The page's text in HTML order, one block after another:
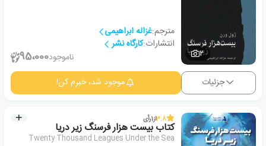
2
مترجم:غزاله ابراهیمی
انتشارات:کارگاه نشر
ناموجود95،000
جزئیات موجود شد، خبرم کن!
3.8از1رأی
کتاب بیست هزار فرسنگ زیر دریا
Twenty Thousand Leagues Under the Sea